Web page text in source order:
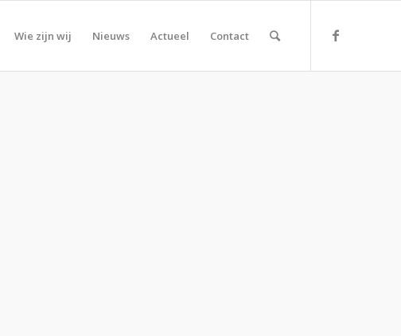
Wie zijn wij Nieuws Actueel Contact